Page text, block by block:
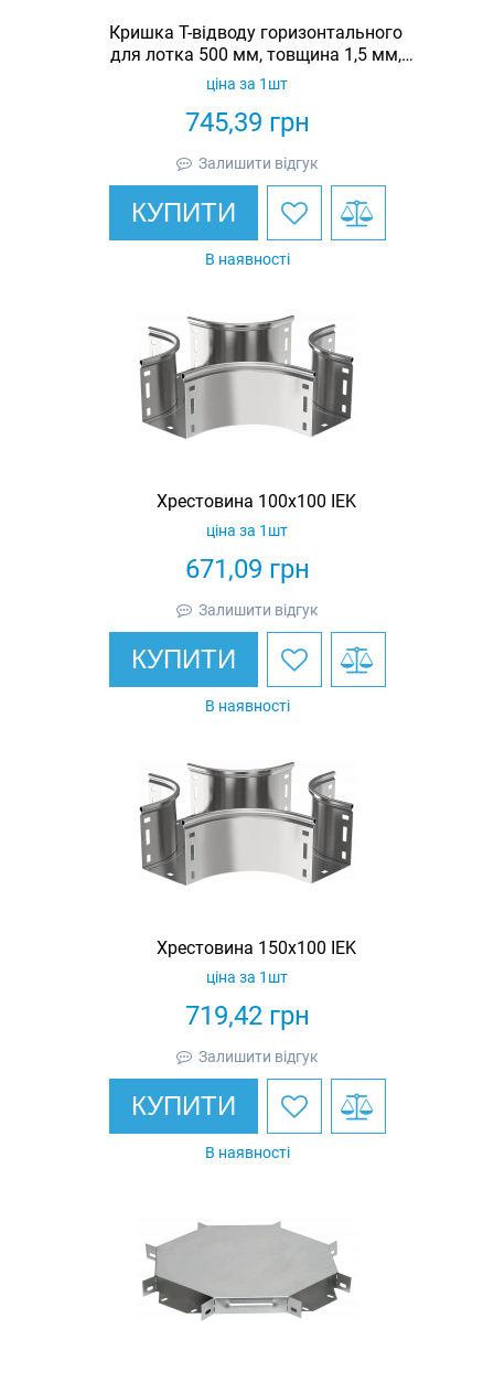
Кришка Т-відводу горизонтального
для лотка 500 мм, товщина 1,5 мм,
гарячеоцинкована, Eurotray
745,39 грн
ціна за 1шт
Залишити відгук
КУПИТИ
В наявності
Хрестовина 100х100 IEK
671,09 грн
ціна за 1шт
Залишити відгук
КУПИТИ
В наявності
Хрестовина 150х100 IEK
719,42грн
ціна за 1шт
Залишити відгук
КУПИТИ
В наявності